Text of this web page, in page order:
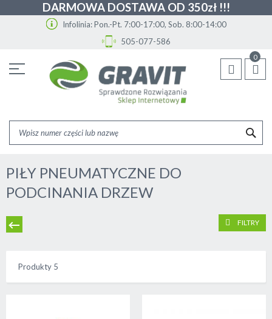
DARMOWA DOSTAWA OD 350zł !!!
Infolinia: Pon.-Pt. 7:00-17:00, Sob. 8:00-14:00
505-077-586
treści
0
PIŁY PNEUMATYCZNE DO
PODCINANIA DRZEW
Produkty 5
FILTRY